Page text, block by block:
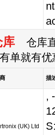
库 仓库
单就有
描
(UK) Ltd
,